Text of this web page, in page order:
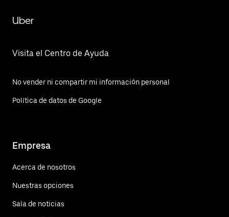
Uber
Visita el Centro de Ayuda
No vender ni compartir mi información personal
Política de datos de Google
Empresa
Acerca de nosotros
Nuestras opciones
Sala de noticias